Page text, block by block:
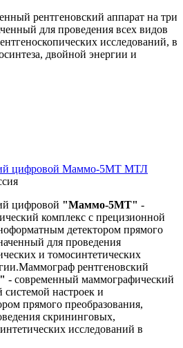
рентгеновский аппарат на три
для проведения всех видов
исследований, в
двойной энергии и
цифровой Маммо-5МT МТЛ
цифровой "Маммо-5МT" -
комплекс с прецизионной
детектором прямого
для проведения
и томосинтетических
рентгеновский
- современный маммографический
настроек и
прямого преобразования,
скрининговых,
исследований в